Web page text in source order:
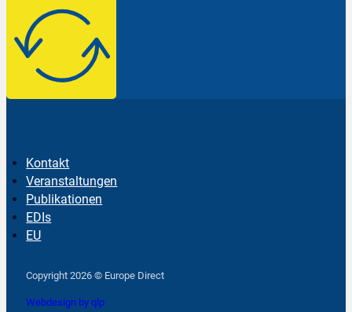
Kontakt
Veranstaltungen
Publikationen
EDIs
EU
Copyright 2026 © Europe Direct
Webdesign by qlp